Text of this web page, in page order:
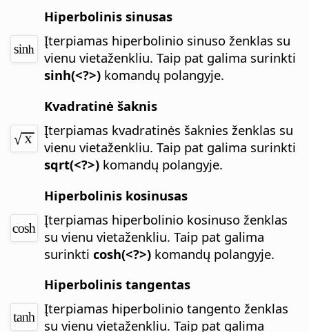
Hiperbolinis sinusas
Įterpiamas hiperbolinio sinuso ženklas su
vienu vietaženkliu. Taip pat galima surinkti
sinh(<?>) komandų polangyje.
Kvadratinė šaknis
Įterpiamas kvadratinės šaknies ženklas su
vienu vietaženkliu. Taip pat galima surinkti
sqrt(<?>) komandų polangyje.
Hiperbolinis kosinusas
Įterpiamas hiperbolinio kosinuso ženklas
su vienu vietaženkliu. Taip pat galima
surinkticosh(<?>) komandų polangyje.
Hiperbolinis tangentas
Įterpiamas hiperbolinio tangento ženklas
su vienu vietaženkliu. Taip pat galima